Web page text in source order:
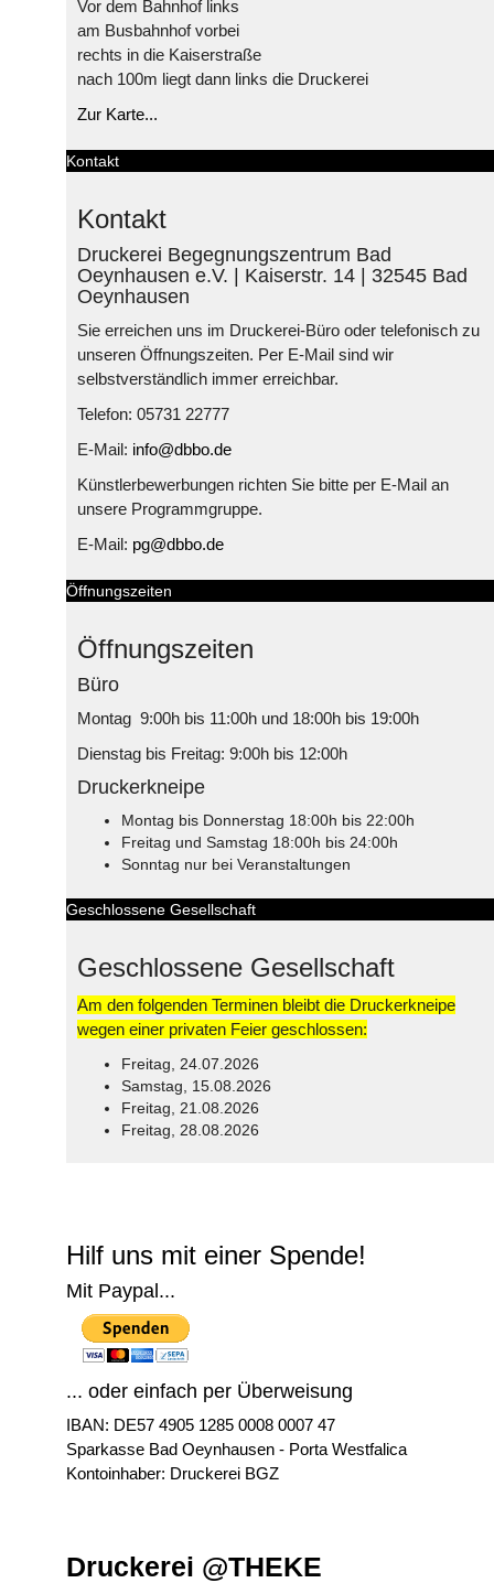
Vor dem Bahnhof links
am Busbahnhof vorbei
rechts in die Kaiserstraße
nach 100m liegt dann links die Druckerei
Zur Karte...
Kontakt
Kontakt
Druckerei Begegnungszentrum Bad
Oeynhausen e.V. | Kaiserstr. 14 | 32545 Bad
Oeynhausen
Sie erreichen uns im Druckerei-Büro oder telefonisch zu
unseren Öffnungszeiten. Per E-Mail sind wir
selbstverständlich immer erreichbar.
Telefon: 05731 22777
E-Mail: info@dbbo.de
Künstlerbewerbungen richten Sie bitte per E-Mail an
unsere Programmgruppe.
E-Mail: pg@dbbo.de
Öffnungszeiten
Öffnungszeiten
Büro
Montag 9:00h bis 11:00h und 18:00h bis 19:00h
Dienstag bis Freitag: 9:00h bis 12:00h
Druckerkneipe
Montag bis Donnerstag 18:00h bis 22:00h
Freitag und Samstag 18:00h bis 24:00h
Sonntag nur bei Veranstaltungen
Geschlossene Gesellschaft
Geschlossene Gesellschaft
Am den folgenden Terminen bleibt die Druckerkneipe
wegen einer privaten Feier geschlossen:
Freitag, 24.07.2026
Samstag, 15.08.2026
Freitag, 21.08.2026
Freitag, 28.08.2026
Hilf uns mit einer Spende!
Mit Paypal...
... oder einfach per Überweisung
IBAN: DE57 4905 1285 0008 0007 47
Sparkasse Bad Oeynhausen - Porta Westfalica
Kontoinhaber: Druckerei BGZ
Druckerei @THEKE